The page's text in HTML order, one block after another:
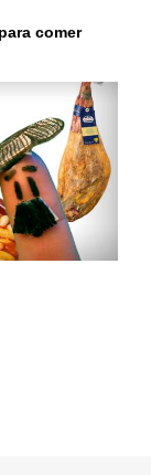
comer